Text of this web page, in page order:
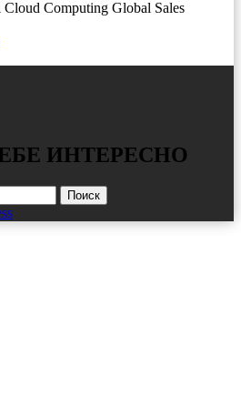
Computing Global Sales
ИНТЕРЕСНО